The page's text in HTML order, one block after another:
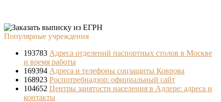
Популярные учреждения
193783 Адреса отделений паспортных столов в Москве
и время работы
169394 Адреса и телефоны соцзащиты Коврова
168923 Роспотребнадзор: официальный сайт
104652 Центры занятости населения в Адлере: адреса и
контакты